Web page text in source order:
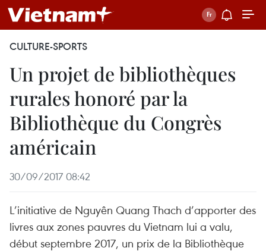
CULTURE-SPORTS
Un projet de bibliothèques
rurales honoré par la
Bibliothèque du Congrès
américain
30/09/2017 08:42
L’initiative de Nguyên Quang Thach d’apporter des
livres aux zones pauvres du Vietnam lui a valu,
début septembre 2017, un prix de la Bibliothèque